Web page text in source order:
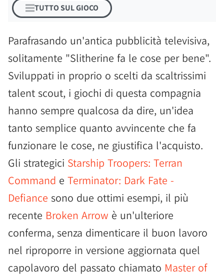
TUTTO SUL GIOCO
Parafrasando un'antica pubblicità televisiva,
solitamente "Slitherine fa le cose per bene".
Sviluppati in proprio o scelti da scaltrissimi
talent scout, i giochi di questa compagnia
hanno sempre qualcosa da dire, un'idea
tanto semplice quanto avvincente che fa
funzionare le cose, ne giustifica l'acquisto.
Gli strategici Starship Troopers: Terran
Command e Terminator: Dark Fate -
Defiance sono due ottimi esempi, il più
recente Broken Arrow è un'ulteriore
conferma, senza dimenticare il buon lavoro
nel riproporre in versione aggiornata quel
capolavoro del passato chiamato Master of